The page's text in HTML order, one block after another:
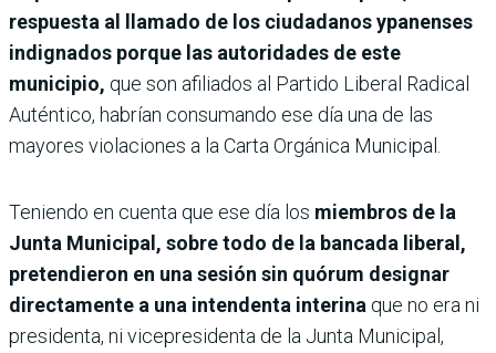
respuesta al llamado de los ciudadanos ypanenses
indignados porque las autoridades de este
municipio, que son afiliados al Partido Liberal Radical
Auténtico, habrían consumando ese día una de las
mayores violaciones a la Carta Orgánica Municipal.
Teniendo en cuenta que ese día los miembros de la
Junta Municipal, sobre todo de la bancada liberal,
pretendieron en una sesión sin quórum designar
directamente a una intendenta interina que no era ni
presidenta, ni vicepresidenta de la Junta Municipal,